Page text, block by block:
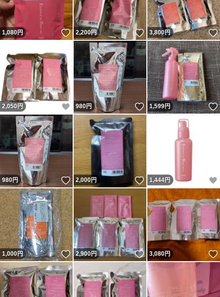
1,080円 いいね！
2,200円 いいね！
3,800円
2,050 円 いいね！
980円 いいね！
1,599円
980円 いいね！
2,000円 いいね！
1,444円
1,000円 いいね！
2,900円 いいね！
3,080円